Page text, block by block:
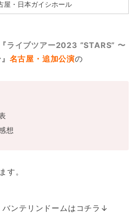
屋・日本ガイシホール
ライブツアー2023 “STARS” 〜
名古屋・追加公演の
想
す。
ンテリンドームはコチラ↓